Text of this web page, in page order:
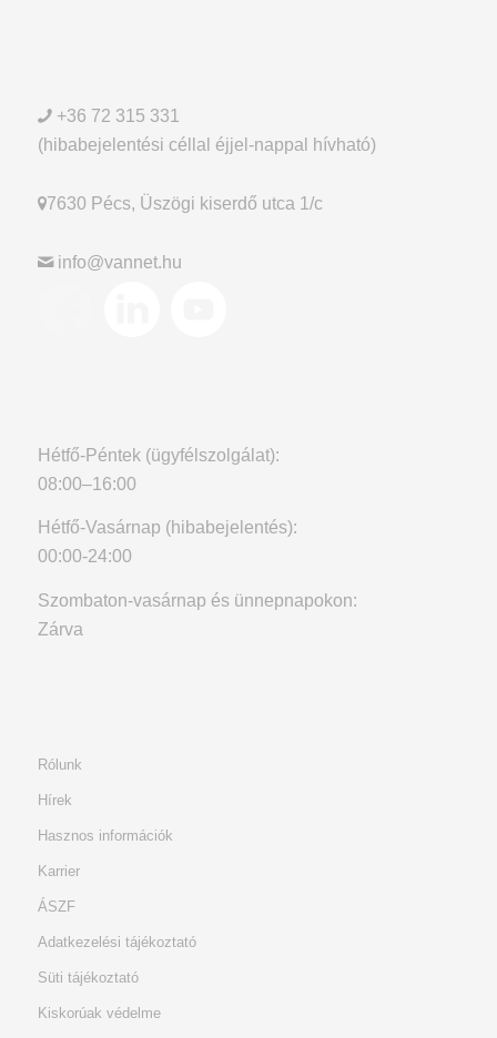
+36 72 315 331
(hibabejelentési céllal éjjel-nappal hívható)
7630 Pécs, Üszögi kiserdő utca 1/c
info@vannet.hu
Hétfő-Péntek (ügyfélszolgálat):
08:00–16:00
Hétfő-Vasárnap (hibabejelentés):
00:00-24:00
Szombaton-vasárnap és ünnepnapokon:
Zárva
Rólunk
Hírek
Hasznos információk
Karrier
ÁSZF
Adatkezelési tájékoztató
Süti tájékoztató
Kiskorúak védelme